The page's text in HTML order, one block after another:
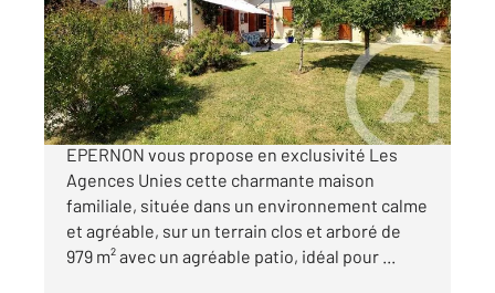
Maison à vendre
299 250 €
Votre agence Century 21 Universal Demeure
EPERNON vous propose en exclusivité Les
Agences Unies cette charmante maison
familiale, située dans un environnement calme
et agréable, sur un terrain clos et arboré de
979 m² avec un agréable patio, idéal pour ...